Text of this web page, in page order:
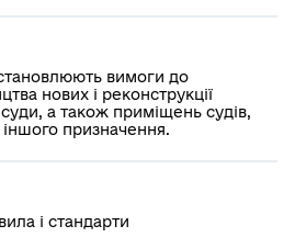
вимоги до
нових і реконструкції
а також приміщень судів,
призначення.
і стандарти